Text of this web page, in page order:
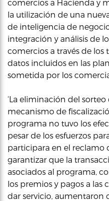
comercios a Hacienda y
la utilización de una
de inteligencia de
integración y análisis de
comercios a través de los
datos incluidos en las
sometida por los
‘La eliminación del
mecanismo de
programa no tuvo los
pesar de los esfuerzos
participara en el reclamo
garantizar que la
asociados al programa,
los premios y pagos a las
dar servicio, aumentaron